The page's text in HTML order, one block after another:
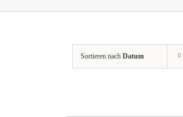
Sortieren nach Datum